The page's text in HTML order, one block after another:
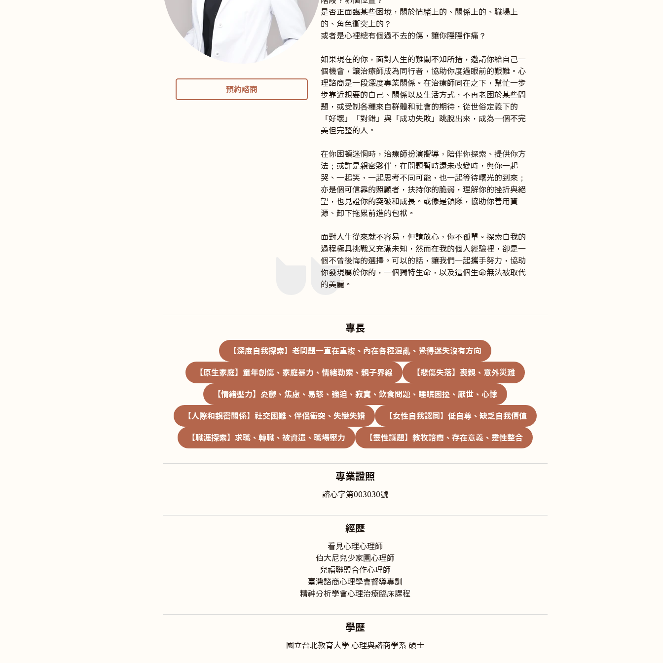
預約諮商
是否正面臨某些困境，關於情緒上的、關係上的、職場上
的、角色衝突上的？
或者是心裡總有個過不去的傷，讓你隱隱作痛？
如果現在的你，面對人生的難關不知所措，邀請你給自己一
個機會，讓治療師成為同行者，協助你度過眼前的艱難。心
理諮商是一段深度專業關係。在治療師同在之下，幫忙一步
步靠近想要的自己、關係以及生活方式，不再老困於某些問
題，或受制各種來自群體和社會的期待，從世俗定義下的
「好壞」「對錯」與「成功失敗」跳脫出來，成為一個不完
美但完整的人。
在你困頓迷惘時，治療師扮演嚮導，陪伴你探索、提供你方
法；或許是親密夥伴，在問題暫時還未改變時，與你一起
哭、一起笑，一起思考不同可能，也一起等待曙光的到來；
亦是個可信靠的照顧者，扶持你的脆弱，理解你的挫折與絕
望，也見證你的突破和成長。或像是領隊，協助你善用資
源、卸下拖累前進的包袱。
面對人生從來就不容易，但請放心，你不孤單。探索自我的
過程極具挑戰又充滿未知，然而在我的個人經驗裡，卻是一
個不曾後悔的選擇。可以的話，讓我們一起攜手努力，協助
你發現屬於你的，一個獨特生命，以及這個生命無法被取代
的美麗。
專長
【深度自我探索】老問題一直在重複、內在各種混亂、覺得迷失沒有方向
【原生家庭】童年創傷、家庭暴力、情緒勒索、親子界線 【悲傷失落】喪親、意外災難
【情緒壓力】憂鬱、焦慮、易怒、強迫、寂寞、飲食問題、睡眠困擾、厭世、心悸
【人際和親密關係】社交困難、伴侶衝突、失戀失婚 【女性自我認同】低自尊、缺乏自我價值
【職涯探索】求職、轉職、被資遣、職場壓力 【靈性議題】教牧諮商、存在意義、靈性整合
專業證照
諮心字第003030號
經歷
看見心理心理師
伯大尼兒少家園心理師
兒福聯盟合作心理師
臺灣諮商心理學會督導專訓
精神分析學會心理治療臨床課程
學歷
國立台北教育大學 心理與諮商學系 碩士